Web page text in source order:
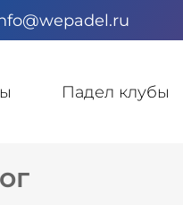
Падел клубы